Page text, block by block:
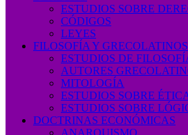
ESTUDIOS SOBRE
CÓDIGOS
LEYES
FILOSOFÍA Y GRECOLATINOS
ESTUDIOS DE
AUTORES
MITOLOGÍA
ESTUDIOS SOBRE
ESTUDIOS SOBRE
DOCTRINAS ECONÓMICAS
ANARQUISMO